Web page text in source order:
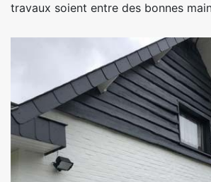
travaux soient entre des bonnes